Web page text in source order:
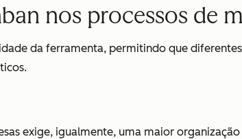
nos processos de
da ferramenta, permitindo que
exige, igualmente, uma maior